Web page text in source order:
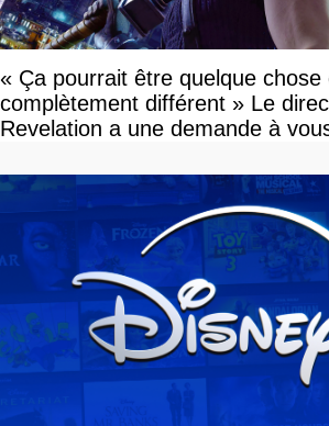
« Ça pourrait être quelque chose
complètement différent » Le
Revelation a une demande à